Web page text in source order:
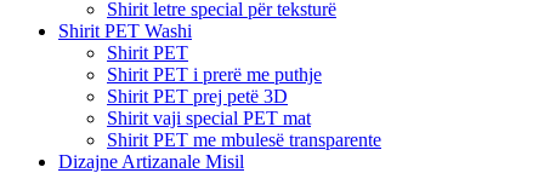
Shirit letre special për teksturë
Shirit PET Washi
Shirit PET
Shirit PET i prerë me puthje
Shirit PET prej petë 3D
Shirit vaji special PET mat
Shirit PET me mbulesë transparente
Dizajne Artizanale Misil